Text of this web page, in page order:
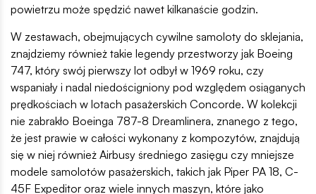
powietrzu może spędzić nawet kilkanaście godzin.
W zestawach, obejmujących cywilne samoloty do sklejania,
znajdziemy również takie legendy przestworzy jak Boeing
747, który swój pierwszy lot odbył w 1969 roku, czy
wspaniały i nadal niedościgniony pod względem osiąganych
prędkościach w lotach pasażerskich Concorde. W kolekcji
nie zabrakło Boeinga 787-8 Dreamlinera, znanego z tego,
że jest prawie w całości wykonany z kompozytów, znajdują
się w niej również Airbusy średniego zasięgu czy mniejsze
modele samolotów pasażerskich, takich jak Piper PA 18, C-
45F Expeditor oraz wiele innych maszyn, które jako